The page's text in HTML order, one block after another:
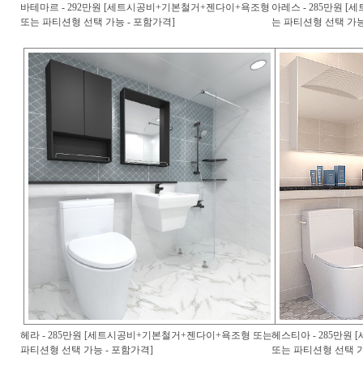
바테마르 - 292만원 [세트시공비+기본철거+젠다이+욕조형
또는 파티션형 선택 가능 - 포함가격]
아레스 - 285만원 [
는 파티션형 선택 가
헤라 - 285만원 [세트시공비+기본철거+젠다이+욕조형 또는
파티션형 선택 가능 - 포함가격]
헤스티아 - 285만원 [
또는 파티션형 선택